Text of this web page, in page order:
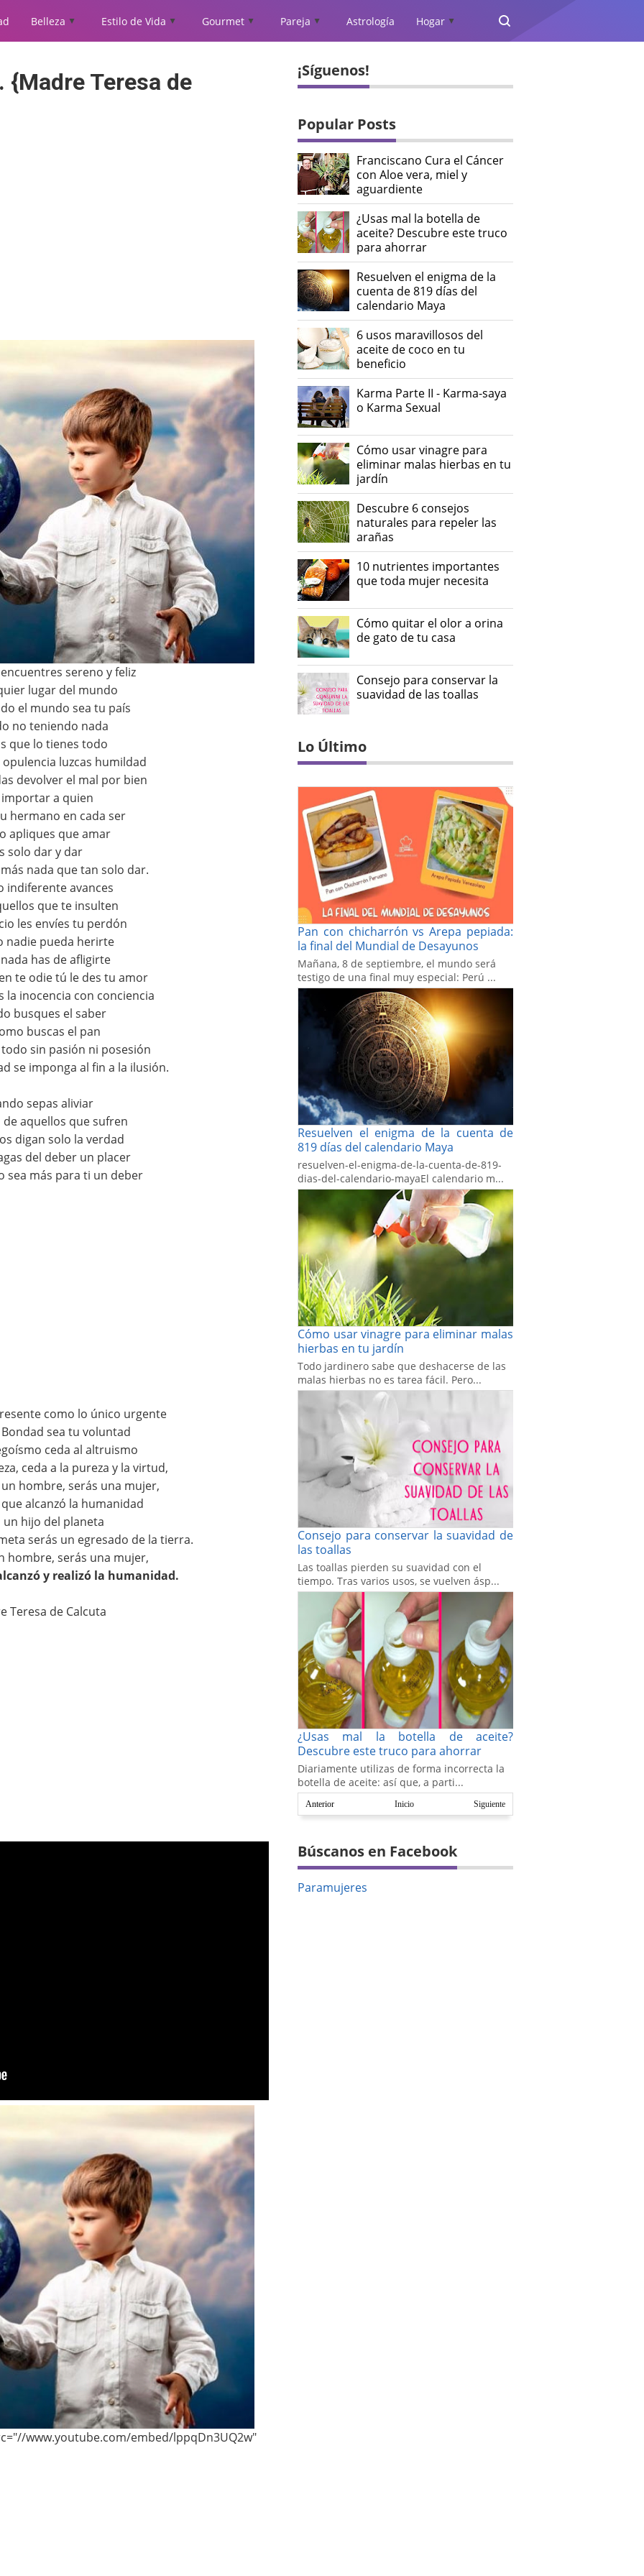
Belleza ▲ Estilo de Vida ▲ Gourmet ▲ Pareja ▲ Astrología Hogar ▲
{Madre Teresa de
sereno y feliz
lugar del mundo
el mundo sea tu país
no teniendo nada
que lo tienes todo
luzcas humildad
devolver el mal por bien
importar a quien
hermano en cada ser
apliques que amar
solo dar y dar
nada que tan solo dar.
indiferente avances
que te insulten
les envíes tu perdón
nadie pueda herirte
has de afligirte
te odie tú le des tu amor
la inocencia con conciencia
busques el saber
buscas el pan
sin pasión ni posesión
se imponga al fin a la ilusión.
sepas aliviar
de aquellos que sufren
digan solo la verdad
del deber un placer
sea más para ti un deber
como lo único urgente
sea tu voluntad
ceda al altruismo
ceda a la pureza y la virtud,
hombre, serás una mujer,
alcanzó la humanidad
un hijo del planeta
serás un egresado de la tierra.
hombre, serás una mujer,
y realizó la humanidad.
Teresa de Calcuta
www.youtube.com/embed/lppqDn3UQ2w"
¡Síguenos!
Popular Posts
Franciscano Cura el Cáncer
con Aloe vera, miel y
aguardiente
¿Usas mal la botella de
aceite? Descubre este truco
para ahorrar
Resuelven el enigma de la
cuenta de 819 días del
calendario Maya
6 usos maravillosos del
aceite de coco en tu
beneficio
Karma Parte II - Karma-saya
o Karma Sexual
Cómo usar vinagre para
eliminar malas hierbas en tu
jardín
Descubre 6 consejos
naturales para repeler las
arañas
10 nutrientes importantes
que toda mujer necesita
Cómo quitar el olor a orina
de gato de tu casa
Consejo para conservar la
suavidad de las toallas
Lo Último
Pan con chicharrón vs Arepa pepiada:
la final del Mundial de Desayunos
Mañana, 8 de septiembre, el mundo será
testigo de una final muy especial: Perú ...
Resuelven el enigma de la cuenta de
819 días del calendario Maya
resuelven-el-enigma-de-la-cuenta-de-819-
dias-del-calendario-mayaEl calendario m...
Cómo usar vinagre para eliminar malas
hierbas en tu jardín
Todo jardinero sabe que deshacerse de las
malas hierbas no es tarea fácil. Pero...
Consejo para conservar la suavidad de
las toallas
Las toallas pierden su suavidad con el
tiempo. Tras varios usos, se vuelven ásp...
¿Usas mal la botella de aceite?
Descubre este truco para ahorrar
Diariamente utilizas de forma incorrecta la
botella de aceite: así que, a parti...
Anterior Siguiente
Inicio
Búscanos en Facebook
Paramujeres